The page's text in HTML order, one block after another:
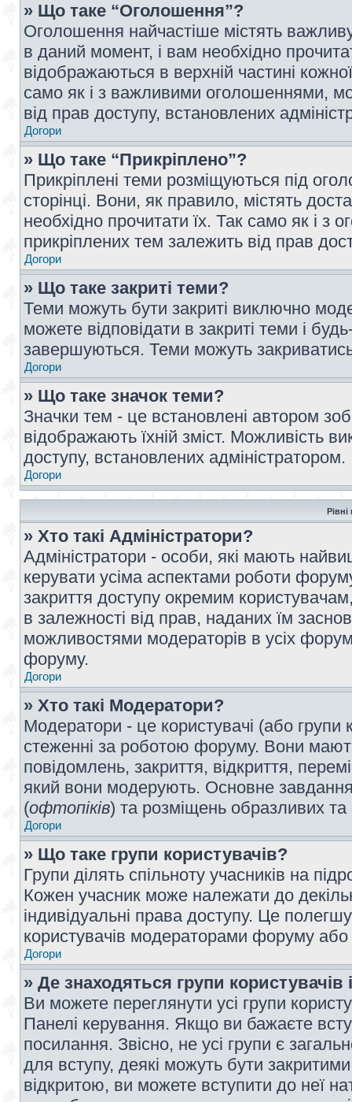
» Що таке “Оголошення”?
Оголошення найчастіше містять
в даний момент, і вам необхідно
відображаються в верхній частині
само як і з важливими оголошеннями,
від прав доступу, встановлених
Догори
» Що таке “Прикріплено”?
Прикріплені теми розміщуються під
сторінці. Вони, як правило, містять
необхідно прочитати їх. Так само як і
прикріплених тем залежить від прав
Догори
» Що таке закриті теми?
Теми можуть бути закриті виключно
можете відповідати в закриті теми і
завершуються. Теми можуть
Догори
» Що таке значок теми?
Значки тем - це встановлені автором
відображають їхній зміст. Можливість
доступу, встановлених адміністратором.
Догори
Рівні
» Хто такі Адміністратори?
Адміністратори - особи, які мають
керувати усіма аспектами роботи
закриття доступу окремим
в залежності від прав, наданих їм
можливостями модераторів в усіх
форуму.
Догори
» Хто такі Модератори?
Модератори - це користувачі (або
стеженні за роботою форуму. Вони
повідомлень, закриття, відкриття,
який вони модерують. Основне
(офтопіків) та розміщень образливих
Догори
» Що таке групи користувачів?
Групи ділять спільноту учасників на
Кожен учасник може належати до
індивідуальні права доступу. Це
користувачів модераторами форуму
Догори
» Де знаходяться групи користувачів
Ви можете переглянути усі групи
Панелі керування. Якщо ви бажаєте
посилання. Звісно, не усі групи є
для вступу, деякі можуть бути
відкритою, ви можете вступити до неї